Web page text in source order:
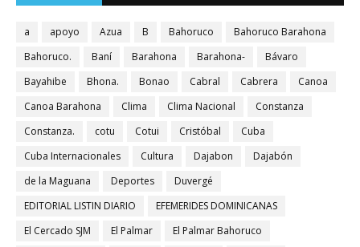
a apoyo Azua B Bahoruco
Bahoruco Barahona
Bahoruco.
Baní Barahona Barahona-
Bávaro
Bayahibe
Bhona. Bonao Cabral Cabrera
Canoa
Canoa Barahona
Clima Clima Nacional
Constanza
Constanza.
cotu Cotui Cristóbal
Cuba
Cuba Internacionales
Cultura Dajabon
Dajabón
de la Maguana
Deportes
Duvergé
EDITORIAL LISTIN DIARIO
EFEMERIDES DOMINICANAS
El Cercado SJM
El Palmar
El Palmar Bahoruco